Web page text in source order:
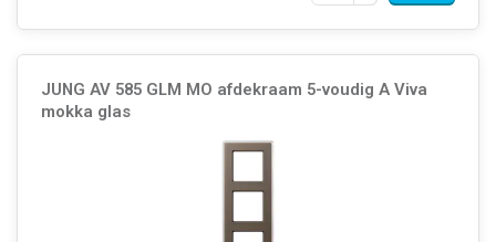
JUNG AV 585 GLM MO afdekraam 5-voudig A Viva
mokka glas